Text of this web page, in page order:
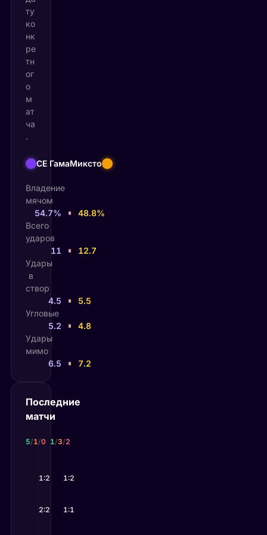
ту
ко
нк
ре
тн
ог
о
м
ат
ча
.
СЕ ГамаМиксто
Владение
мячом
54.7%
48.8%
Всего
ударов
11
12.7
Удары
в
створ
4.5
5.5
Угловые
5.2
4.8
Удары
мимо
6.5
7.2
Последние
матчи
СЕ Гама
5/1/0
Миксто —Гама
1:2
Гама
Апарекиденсе
2:2
Миксто
1/3/2
Миксто
1:2
Миксто
1:1